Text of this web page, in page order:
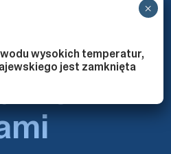
wysokich temperatur,
jest zamknięta
×